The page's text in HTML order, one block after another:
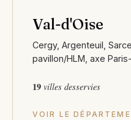
Val-d'Oise
Cergy, Argenteuil,
pavillon/HLM, axe
19 villes desservies
VOIR LE